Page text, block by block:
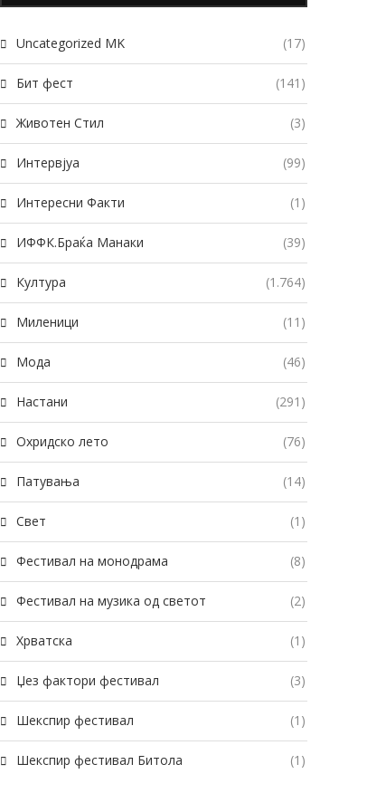
Uncategorized MK (17)
Бит фест (141)
Животен Стил (3)
Интервјуа (99)
Интересни Факти (1)
ИФФК.Браќа Манаки (39)
Култура (1.764)
Миленици (11)
Мода (46)
Настани (291)
Охридско лето (76)
Патувања (14)
Свет (1)
Фестивал на монодрама (8)
Фестивал на музика од светот (2)
Хрватска (1)
Џез фактори фестивал (3)
Шекспир фестивал (1)
Шекспир фестивал Битола (1)